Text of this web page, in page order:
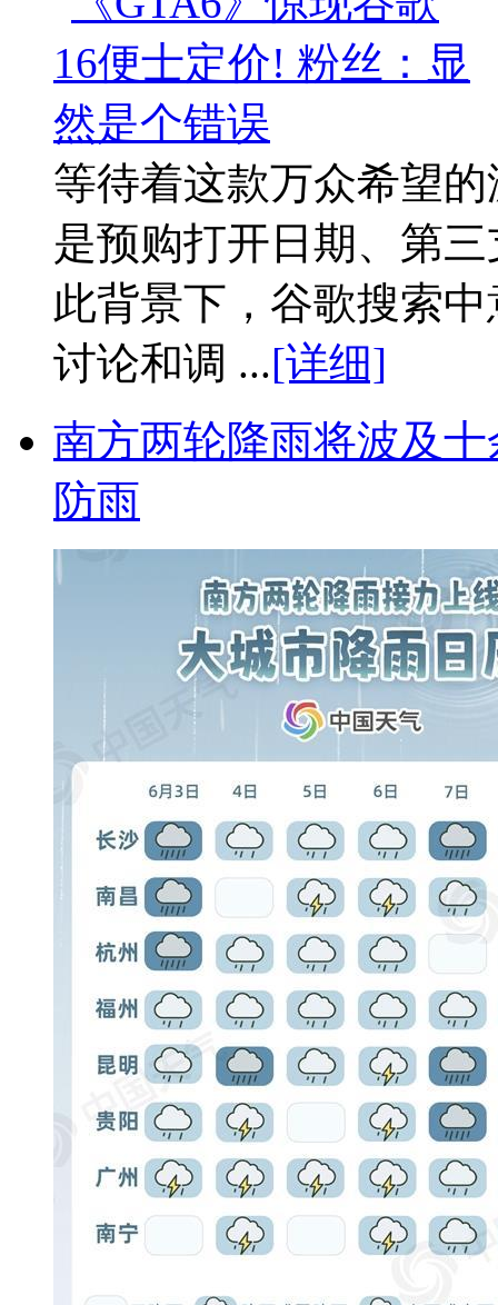
等待着这款万众希望
是预购打开日期、第
此背景下，谷歌搜索
讨论和调 ...[详细]
南方两轮降雨将波及
防雨